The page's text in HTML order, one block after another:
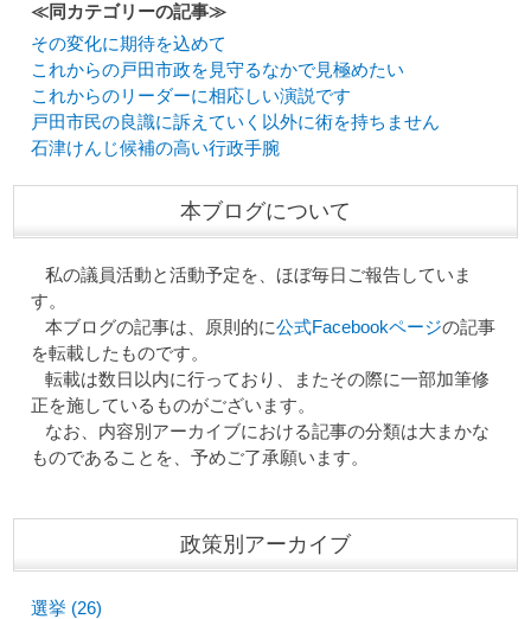
≪同カテゴリーの記事≫
その変化に期待を込めて
これからの戸田市政を見守るなかで見極めたい
これからのリーダーに相応しい演説です
戸田市民の良識に訴えていく以外に術を持ちません
石津けんじ候補の高い行政手腕
本ブログについて
私の議員活動と活動予定を、ほぼ毎日ご報告していま
す。
本ブログの記事は、原則的に公式Facebookページの記事
を転載したものです。
転載は数日以内に行っており、またその際に一部加筆修
正を施しているものがございます。
なお、内容別アーカイブにおける記事の分類は大まかな
ものであることを、予めご了承願います。
政策別アーカイブ
選挙 (26)